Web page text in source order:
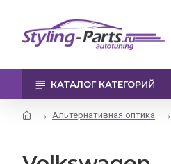
КАТАЛОГ КАТЕГОРИЙ
Альтернативная оптика